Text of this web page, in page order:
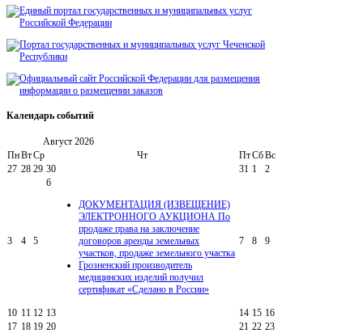
Календарь событий
Август 2026
ПнВтСр Чт ПтСбВс
27 28 29 30 31 1 2
3 4 5
6
ДОКУМЕНТАЦИЯ (ИЗВЕЩЕНИЕ)
ЭЛЕКТРОННОГО АУКЦИОНА По
продаже права на заключение
договоров аренды земельных
участков, продаже земельного участка
Грозненский производитель
медицинских изделий получил
сертификат «Сделано в России»
7 8 9
10 11 12 13 14 15 16
17 18 19 20 21 22 23